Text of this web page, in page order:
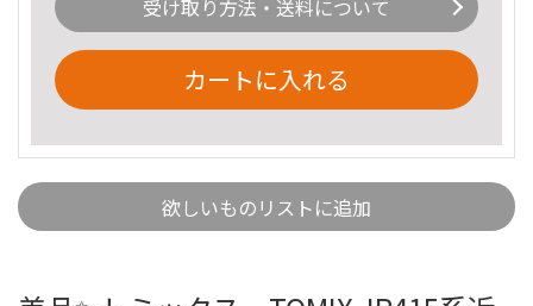
受け取り方法・送料について
カートに入れる
欲しいものリストに追加